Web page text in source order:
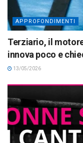
APPROFONDIMENTI
Terziario, il
innova poco e
13/05/2026